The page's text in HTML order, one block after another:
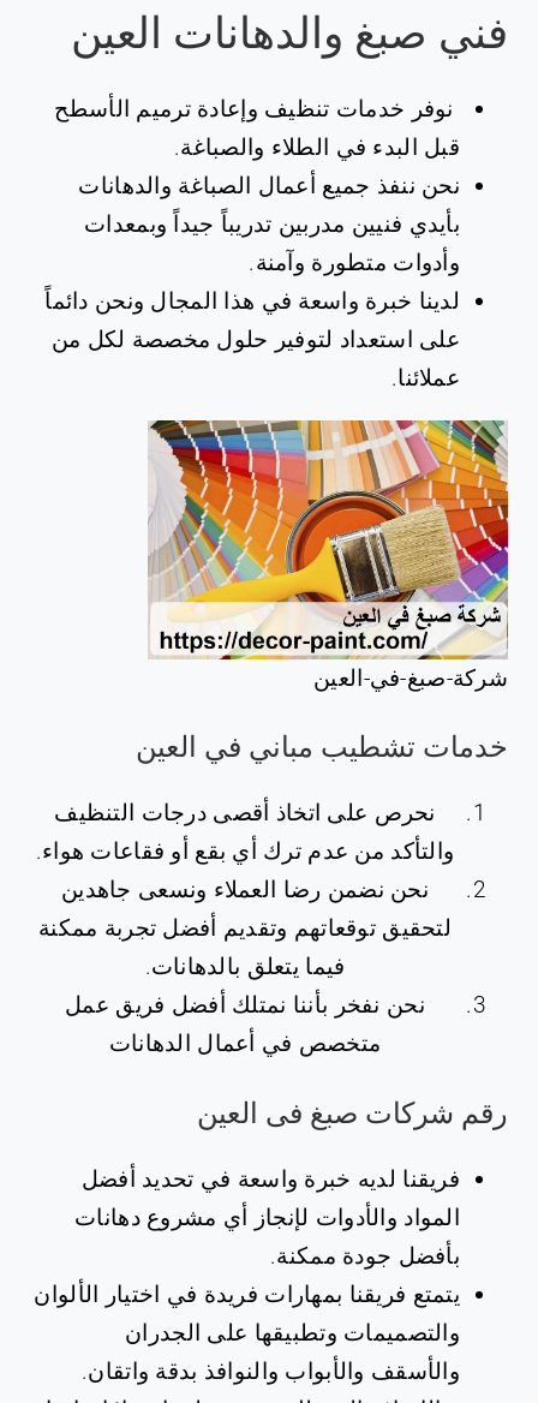
فني صبغ والدهانات العين
نوفر خدمات تنظيف وإعادة ترميم الأسطح
قبل البدء في الطلاء والصباغة.
نحن ننفذ جميع أعمال الصباغة والدهانات
بأيدي فنيين مدربين تدريباً جيداً وبمعدات
وأدوات متطورة وآمنة.
لدينا خبرة واسعة في هذا المجال ونحن دائماً
على استعداد لتوفير حلول مخصصة لكل من
عملائنا.
شركة-صبغ-في-العين
خدمات تشطيب مباني في العين
نحرص على اتخاذ أقصى درجات التنظيف
والتأكد من عدم ترك أي بقع أو فقاعات هواء.
نحن نضمن رضا العملاء ونسعى جاهدين
لتحقيق توقعاتهم وتقديم أفضل تجربة ممكنة
فيما يتعلق بالدهانات.
نحن نفخر بأننا نمتلك أفضل فريق عمل
متخصص في أعمال الدهانات
رقم شركات صبغ فى العين
فريقنا لديه خبرة واسعة في تحديد أفضل
المواد والأدوات لإنجاز أي مشروع دهانات
بأفضل جودة ممكنة.
يتمتع فريقنا بمهارات فريدة في اختيار الألوان
والتصميمات وتطبيقها على الجدران
والأسقف والأبواب والنوافذ بدقة واتقان.